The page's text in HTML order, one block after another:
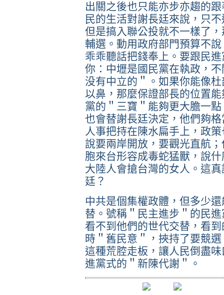
出關之後也只能亦步亦趨的
民的生活對謝長廷來說，只
但是搞入聯公投就不一樣了
輔選。動用政府部門預算不
乖乖聽話把錢奉上。要跟民
你：中壢是國民黨在執政，
没有中立的＂。如果你能像
以鼻，那麼保證部長的位置
黨的＂三寶＂能夠更大膽一
也會替謝長廷決定，他們夠
人事把持在陳水扁手上，政
說要兩岸開放，要觀光直航
胞來台形容成毒蛇猛獸，說
大陸人會搶台灣的女人。這
廷？
中共是個集權政體，但多少
替。號稱＂民主進步＂的民
看不到他們的世代交替，看
時＂舊民意＂，挾持了要競
這種荒腔走板，讓人民倒盡
進黨式的＂新陳代謝＂。